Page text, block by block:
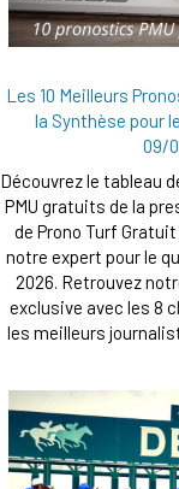
Les 10 Meilleurs
la Synthèse pour
09/
Découvrez le tableau
PMU gratuits de la
de Prono Turf
notre expert pour le
2026. Retrouvez
exclusive avec les 8
les meilleurs